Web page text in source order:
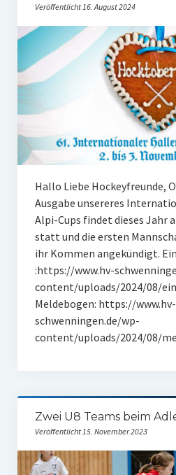
Veröffentlicht 16. August 2024
Hallo Liebe Hockeyfreunde,
Ausgabe unsereres
Alpi-Cups findet dieses Jahr
statt und die ersten
ihr Kommen angekündigt.
:https://www.hv-
content/uploads/2024/08/
Meldebogen: https://www.hv-
schwenningen.de/wp-
content/uploads/2024/08/
Zwei U8 Teams beim
Veröffentlicht 15. November 2023